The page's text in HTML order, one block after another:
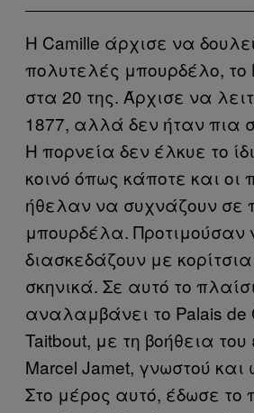
Η Camille άρχισε να
πολυτελές μπουρδέλο, το
στα 20 της. Άρχισε να
1877, αλλά δεν ήταν πια
Η πορνεία δεν έλκυε το
κοινό όπως κάποτε και οι
ήθελαν να συχνάζουν σε
μπουρδέλα. Προτιμούσαν
διασκεδάζουν με
σκηνικά. Σε αυτό το
αναλαμβάνει το Palais de
Taitbout, με τη βοήθεια
Marcel Jamet, γνωστού και
Στο μέρος αυτό, έδωσε το